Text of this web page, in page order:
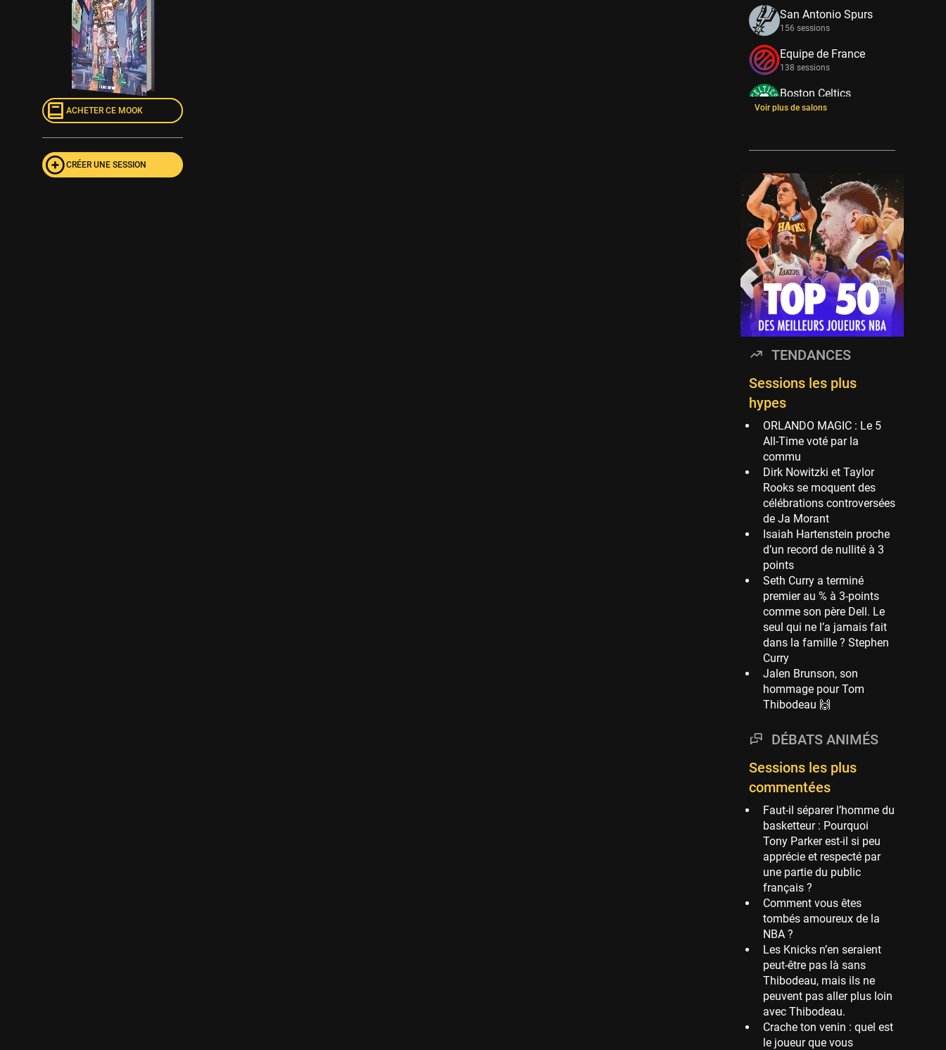
ACHETER CE MOOK
CRÉER UNE SESSION
San Antonio Spurs
156 sessions
Equipe de France
138 sessions
Boston Celtics
133 sessions
Minnesota
Timberwolves
114 sessions
Golden State Warriors
113 sessions
Denver Nuggets
106 sessions
WNBA
97 sessions
Philadelphia Sixers
89 sessions
Milwaukee Bucks
Hoop Culture
Oklahoma City
Thunder
69 sessions
Phoenix Suns
69 sessions
Miami Heat
63 sessions
Los Angeles Clippers
61 sessions
Indiana Pacers
53 sessions
New Orleans Pelicans
Jeux Olympiques
Atlanta Hawks
45 sessions
Chicago Bulls
Memphis Grizzlies
39 sessions
Cleveland Cavaliers
38 sessions
Orlando Magic
36 sessions
Euroleague
Charlotte Hornets
32 sessions
Houston Rockets
Voir plus de salons
TENDANCES
Sessions les plus
hypes
ORLANDO MAGIC : Le 5
All-Time voté par la
commu
Dirk Nowitzki et Taylor
Rooks se moquent des
célébrations controversées
de Ja Morant
Isaiah Hartenstein proche
d’un record de nullité à 3
points
Seth Curry a terminé
premier au % à 3-points
comme son père Dell. Le
seul qui ne l’a jamais fait
dans la famille ? Stephen
Curry
Jalen Brunson, son
hommage pour Tom
Thibodeau 🙌
DÉBATS ANIMÉS
Sessions les plus
commentées
Faut-il séparer l’homme du
basketteur : Pourquoi
Tony Parker est-il si peu
apprécie et respecté par
une partie du public
français ?
Comment vous êtes
tombés amoureux de la
NBA ?
Les Knicks n’en seraient
peut-être pas là sans
Thibodeau, mais ils ne
peuvent pas aller plus loin
avec Thibodeau.
Crache ton venin : quel est
le joueur que vous